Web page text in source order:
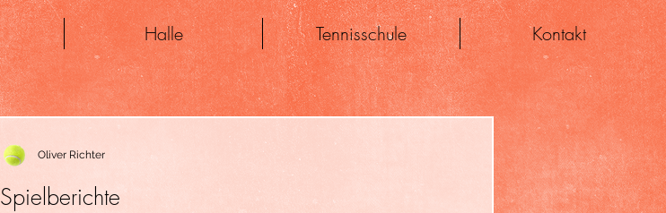
Halle Tennisschule Kontakt
Spielberichte
Oliver Richter